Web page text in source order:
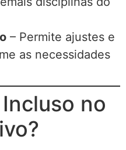
– Permite ajustes e
as necessidades
no